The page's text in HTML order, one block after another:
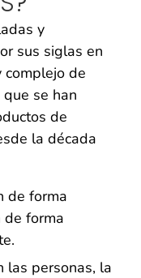
y
sus siglas en
complejo de
se han
de
la década
de forma
de forma
las personas, la